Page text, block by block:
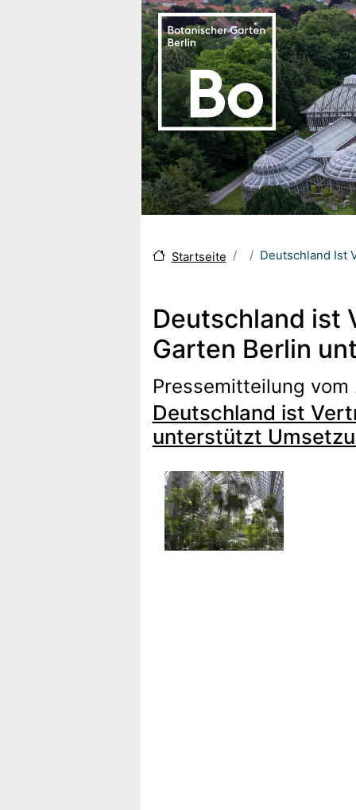
Startseite Deutschland Ist
Deutschland ist
Garten Berlin
Pressemitteilung vom
Deutschland ist
unterstützt